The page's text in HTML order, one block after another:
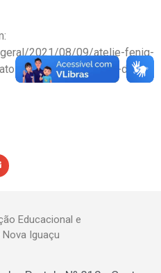
2021/08/09/atelie-fenig-
durante-todo-o-mes-de-
Educacional e
Iguaçu